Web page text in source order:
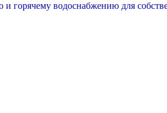
горячему водоснабжению для